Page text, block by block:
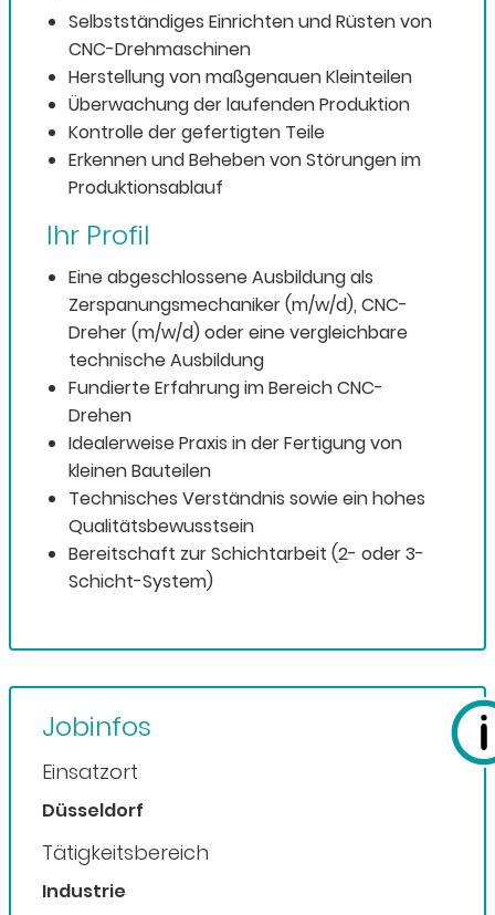
Selbstständiges Einrichten und Rüsten von
CNC-Drehmaschinen
Herstellung von maßgenauen Kleinteilen
Überwachung der laufenden Produktion
Kontrolle der gefertigten Teile
Erkennen und Beheben von Störungen im
Produktionsablauf
Ihr Profil
Eine abgeschlossene Ausbildung als
Zerspanungsmechaniker (m/w/d), CNC-
Dreher (m/w/d) oder eine vergleichbare
technische Ausbildung
Fundierte Erfahrung im Bereich CNC-
Drehen
Idealerweise Praxis in der Fertigung von
kleinen Bauteilen
Technisches Verständnis sowie ein hohes
Qualitätsbewusstsein
Bereitschaft zur Schichtarbeit (2- oder 3-
Schicht-System)
Jobinfos
Einsatzort
Düsseldorf
Tätigkeitsbereich
Industrie